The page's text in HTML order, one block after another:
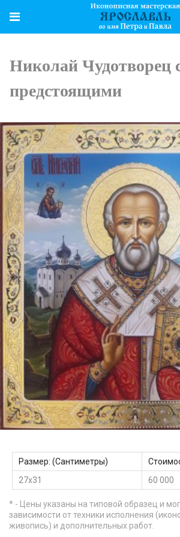
Николай Чудотворец
предстоящими
Размер: (Сантиметры)
27х31
60 000
* - Цены указаны на типовой образец и
зависимости от техники исполнения
живопись) и дополнительных работ.